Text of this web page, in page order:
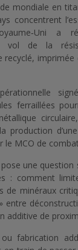
mondiale en
concentrent
a
vol de la
recyclé,
ferraillées
production
le MCO de
une
: comment
de minéraux
entre
additive de
ou fabrication